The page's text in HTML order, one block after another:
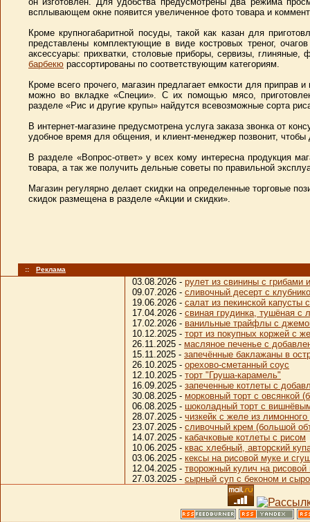
всплывающем окне появится увеличенное фото товара и
Кроме крупногабаритной посуды, такой как казан для
представлены комплектующие в виде костровых треног,
аксессуары: прихватки, столовые приборы, сервизы,
барбекю рассортированы по соответствующим категориям.
Кроме всего прочего, магазин предлагает емкости для приправ
можно во вкладке «Специи». С их помощью мясо,
разделе «Рис и другие крупы» найдутся всевозможные сорта
В интернет-магазине предусмотрена услуга заказа звонка от
удобное время для общения, и клиент-менеджер позвонит,
В разделе «Вопрос-ответ» у всех кому интересна продукция
товара, а так же получить дельные советы по правильной
Магазин регулярно делает скидки на определенные торговые
скидок размещена в разделе «Акции и скидки».
:: Реклама
03.08.2026 - рулет из свинины с
09.07.2026 - сливочный десерт с
19.06.2026 - салат из пекинской
17.04.2026 - свиная грудинка, тушёная с
17.02.2026 - ванильные трайфлы с
10.12.2025 - торт из покупных коржей с
26.11.2025 - масляное печенье с
15.11.2025 - запечённые баклажаны в
26.10.2025 - орехово-сметанный соус
12.10.2025 - торт "Груша-карамель"
16.09.2025 - запеченные котлеты с
30.08.2025 - морковный торт с овсянкой
06.08.2025 - шоколадный торт с
28.07.2025 - чизкейк с желе из
23.07.2025 - сливочный крем (большой
14.07.2025 - кабачковые котлеты с рисом
10.06.2025 - квас хлебный, авторский
03.06.2025 - кексы на рисовой муке и
12.04.2025 - творожный кулич на
27.03.2025 - сырный суп с беконом и